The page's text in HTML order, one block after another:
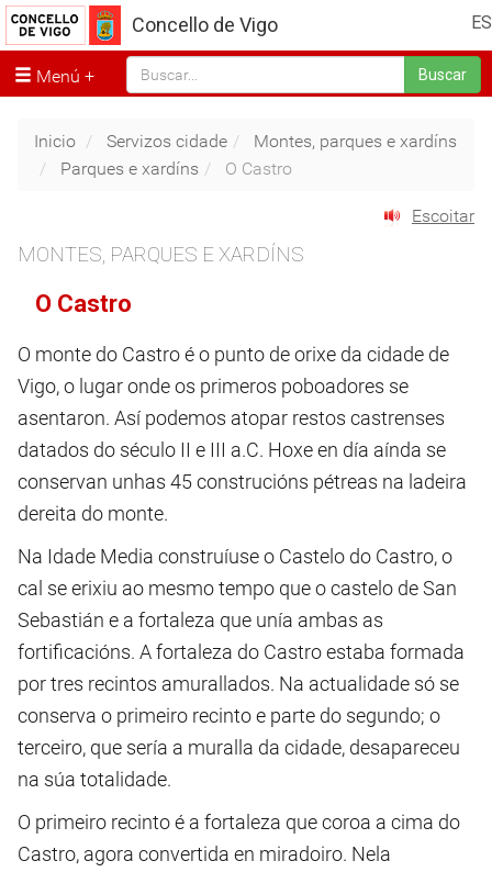
ES
Concello de Vigo
Menú Buscar
Inicio Servizos cidade
Montes, parques e xardíns
Parques e xardíns
O Castro
Escoitar
MONTES, PARQUES E XARDÍNS
O Castro
O monte do Castro é o punto de orixe da cidade de
Vigo, o lugar onde os primeros poboadores se
asentaron. Así podemos atopar restos castrenses
datados do século II e III a.C. Hoxe en día aínda se
conservan unhas 45 construcións pétreas na ladeira
dereita do monte.
Na Idade Media construíuse o Castelo do Castro, o
cal se erixiu ao mesmo tempo que o castelo de San
Sebastián e a fortaleza que unía ambas as
fortificacións. A fortaleza do Castro estaba formada
por tres recintos amurallados. Na actualidade só se
conserva o primeiro recinto e parte do segundo; o
terceiro, que sería a muralla da cidade, desapareceu
na súa totalidade.
O primeiro recinto é a fortaleza que coroa a cima do
Castro, agora convertida en miradoiro. Nela